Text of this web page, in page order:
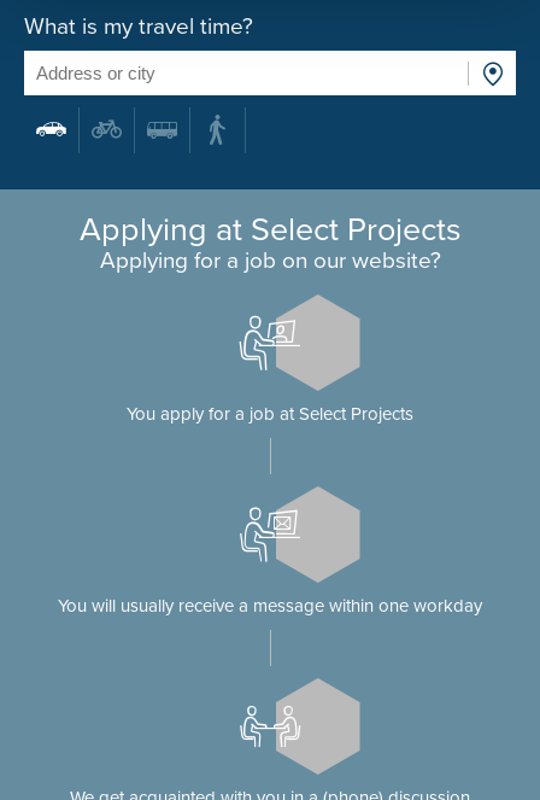
What is my travel time?
Applying at Select Projects
Applying for a job on our website?
You apply for a job at Select Projects
You will usually receive a message within one workday